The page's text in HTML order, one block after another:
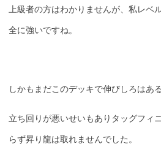
上級者の方はわかりませんが、私レベ
全に強いですね。
しかもまだこのデッキで伸びしろはあ
立ち回りが悪いせいもありタッグフィ
らず昇り龍は取れませんでした。